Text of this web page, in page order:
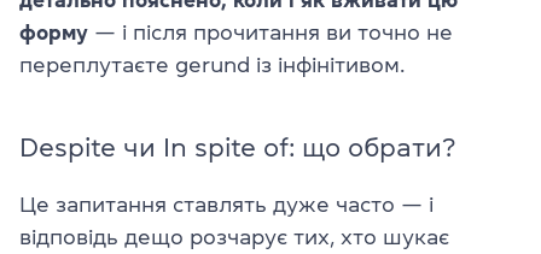
форму — і після прочитання ви точно не
переплутаєте gerund із інфінітивом.
Despite чи In spite of: що обрати?
Це запитання ставлять дуже часто — і
відповідь дещо розчарує тих, хто шукає